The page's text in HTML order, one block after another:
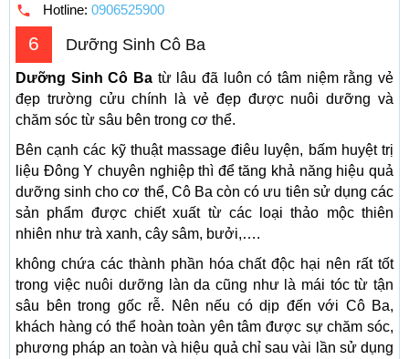
Hotline: 0906525900
6 Dưỡng Sinh Cô Ba
Dưỡng Sinh Cô Ba từ lâu đã luôn có tâm niệm rằng vẻ
đẹp trường cửu chính là vẻ đẹp được nuôi dưỡng và
chăm sóc từ sâu bên trong cơ thể.
Bên cạnh các kỹ thuật massage điêu luyện, bấm huyệt trị
liệu Đông Y chuyên nghiệp thì để tăng khả năng hiệu quả
dưỡng sinh cho cơ thể, Cô Ba còn có ưu tiên sử dụng các
sản phẩm được chiết xuất từ các loại thảo mộc thiên
nhiên như trà xanh, cây sâm, bưởi,….
không chứa các thành phần hóa chất độc hại nên rất tốt
trong việc nuôi dưỡng làn da cũng như là mái tóc từ tận
sâu bên trong gốc rễ. Nên nếu có dịp đến với Cô Ba,
khách hàng có thể hoàn toàn yên tâm được sự chăm sóc,
phương pháp an toàn và hiệu quả chỉ sau vài lần sử dụng